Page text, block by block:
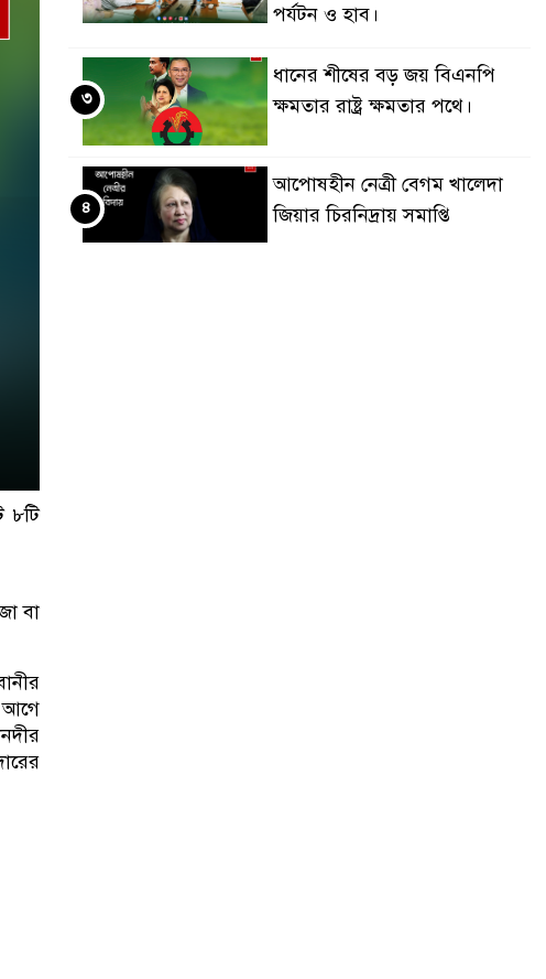
৮টি
বা
আগে
পর্যটন ও হাব।
ধানের শীষের বড় জয় বিএনপি
ক্ষমতার রাষ্ট্র ক্ষমতার পথে।
৩
আপোষহীন নেত্রী বেগম খালেদা
জিয়ার চিরনিদ্রায় সমাপ্তি
৪